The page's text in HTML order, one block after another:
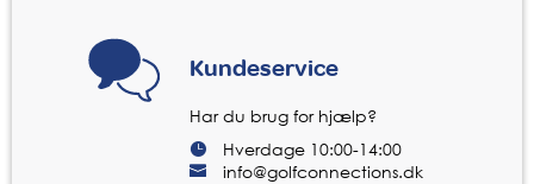
Kundeservice
Har du brug for hjælp?
Hverdage 10:00-14:00
info@golfconnections.dk